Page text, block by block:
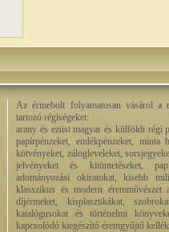
Az érmebolt folyamatosan vásárol a
tartozó régiségeket:
arany és ezüst magyar és külföldi régi
papírpénzeket, emlékpénzeket, minta
kötvényeket, zálogleveleket,
jelvényeket és kitüntetéseket,
adományozási okiratokat, kisebb
klasszikus és modern éremművészet
díjérmeket, kisplasztikákat,
katalógusokat és történelmi
kapcsolódó kiegészítő éremgyűjtő